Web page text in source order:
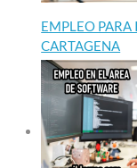
EMPLEO PARA
CARTAGENA